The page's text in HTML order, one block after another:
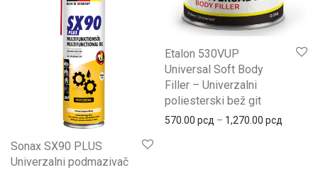
Sonax SX90 PLUS
Univerzalni podmazivač
Etalon 530VUP
Universal Soft Body
Filler – Univerzalni
poliesterski bež git
570.00 рсд – 1,270.00 рсд